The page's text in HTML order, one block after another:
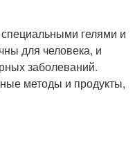
гелями и
для человека, и
заболеваний.
методы и продукты,